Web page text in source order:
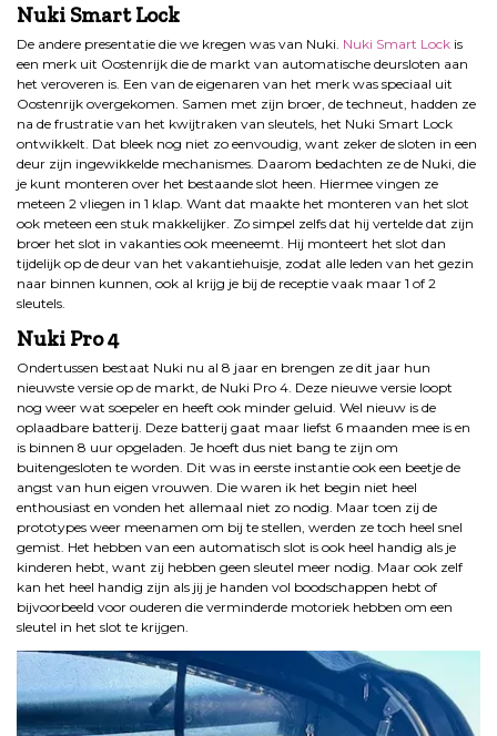
Nuki Smart Lock
De andere presentatie die we kregen was van Nuki. Nuki Smart Lock is
een merk uit Oostenrijk die de markt van automatische deursloten aan
het veroveren is. Een van de eigenaren van het merk was speciaal uit
Oostenrijk overgekomen. Samen met zijn broer, de techneut, hadden ze
na de frustratie van het kwijtraken van sleutels, het Nuki Smart Lock
ontwikkelt. Dat bleek nog niet zo eenvoudig, want zeker de sloten in een
deur zijn ingewikkelde mechanismes. Daarom bedachten ze de Nuki, die
je kunt monteren over het bestaande slot heen. Hiermee vingen ze
meteen 2 vliegen in 1 klap. Want dat maakte het monteren van het slot
ook meteen een stuk makkelijker. Zo simpel zelfs dat hij vertelde dat zijn
broer het slot in vakanties ook meeneemt. Hij monteert het slot dan
tijdelijk op de deur van het vakantiehuisje, zodat alle leden van het gezin
naar binnen kunnen, ook al krijg je bij de receptie vaak maar 1 of 2
sleutels.
Nuki Pro 4
Ondertussen bestaat Nuki nu al 8 jaar en brengen ze dit jaar hun
nieuwste versie op de markt, de Nuki Pro 4. Deze nieuwe versie loopt
nog weer wat soepeler en heeft ook minder geluid. Wel nieuw is de
oplaadbare batterij. Deze batterij gaat maar liefst 6 maanden mee is en
is binnen 8 uur opgeladen. Je hoeft dus niet bang te zijn om
buitengesloten te worden. Dit was in eerste instantie ook een beetje de
angst van hun eigen vrouwen. Die waren ik het begin niet heel
enthousiast en vonden het allemaal niet zo nodig. Maar toen zij de
prototypes weer meenamen om bij te stellen, werden ze toch heel snel
gemist. Het hebben van een automatisch slot is ook heel handig als je
kinderen hebt, want zij hebben geen sleutel meer nodig. Maar ook zelf
kan het heel handig zijn als jij je handen vol boodschappen hebt of
bijvoorbeeld voor ouderen die verminderde motoriek hebben om een
sleutel in het slot te krijgen.